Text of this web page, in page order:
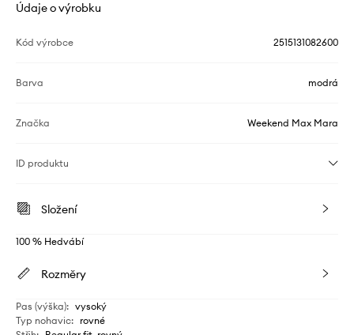
Údaje o výrobku
Kód výrobce 2515131082600
Barva modrá
Značka Weekend Max Mara
ID produktu
Složení
100 % Hedvábí
Rozměry
Pas (výška): vysoký
Typ nohavic: rovné